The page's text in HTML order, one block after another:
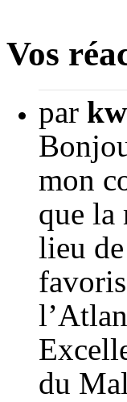
Vos
par
mon
que la
lieu
du